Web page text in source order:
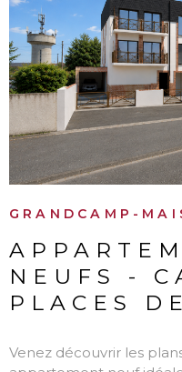
GRANDCAMP-
NEUFS -
PLACES
Venez découvrir les